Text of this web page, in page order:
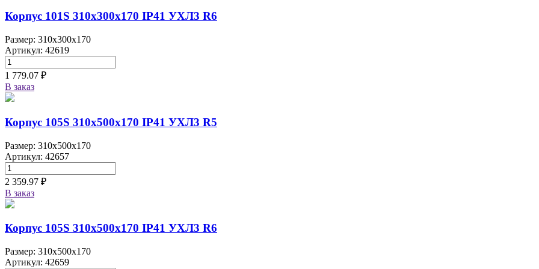
Корпус 101S 310х300х170 IP41 УХЛ3 R6
Размер: 310x300x170
Артикул: 42619
1 779.07 ₽
В заказ
Корпус 105S 310х500х170 IP41 УХЛ3 R5
Размер: 310x500x170
Артикул: 42657
2 359.97 ₽
В заказ
Корпус 105S 310х500х170 IP41 УХЛ3 R6
Размер: 310x500x170
Артикул: 42659